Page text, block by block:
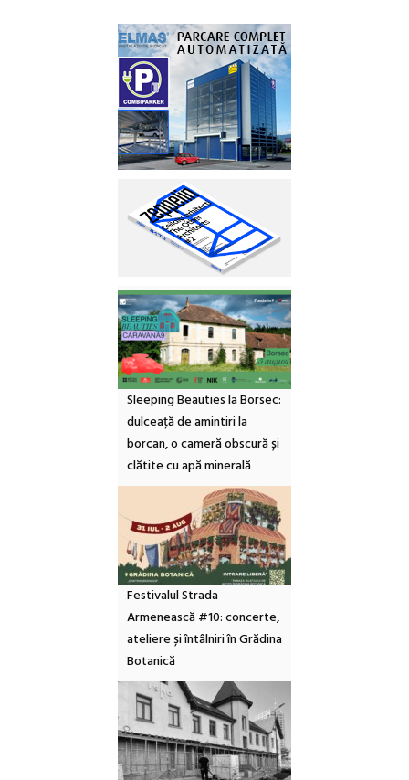
Sleeping Beauties la Borsec:
dulceață de amintiri la
borcan, o cameră obscură și
clătite cu apă minerală
Festivalul Strada
Armenească #10: concerte,
ateliere și întâlniri în Grădina
Botanică